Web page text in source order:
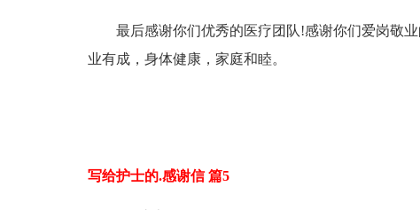
最后感谢你们优秀的医疗团队!感谢你们爱岗敬
业有成，身体健康，家庭和睦。
写给护士的.感谢信 篇5